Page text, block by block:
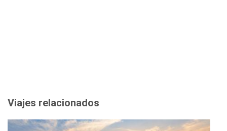
Viajes relacionados